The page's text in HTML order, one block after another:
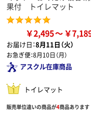
果付 トイレマット
￥2,495 ￥
お届け日：8月11日（火）
お急ぎ便：8月10日（月）
アスクル在庫商品
トイレマット
販売単位違いの商品が4商品あります